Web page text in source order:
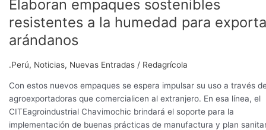
Elaboran empaques sostenibles
resistentes a la humedad para
arándanos
.Perú, Noticias, Nuevas Entradas / Redagrícola
Con estos nuevos empaques se espera impulsar su uso a través
agroexportadoras que comercialicen al extranjero. En esa línea, el
CITEagroindustrial Chavimochic brindará el soporte para la
implementación de buenas prácticas de manufactura y plan
Elaboran
empaques
sostenibles
resistentes
la
humedad
exportar
arándanos